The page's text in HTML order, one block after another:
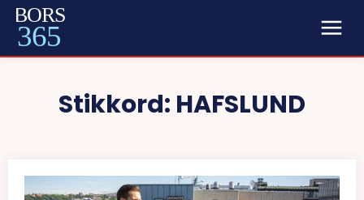
BORS
365
Stikkord: HAFSLUND